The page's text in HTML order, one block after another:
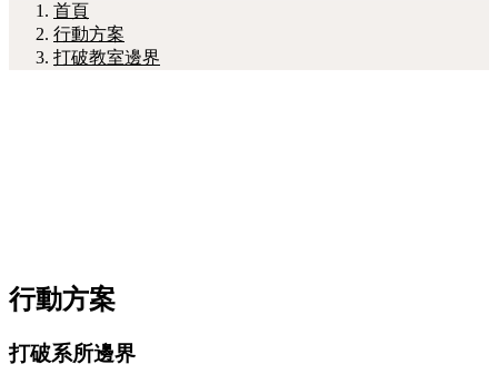
首頁
行動方案
打破教室邊界
行動方案
打破系所邊界